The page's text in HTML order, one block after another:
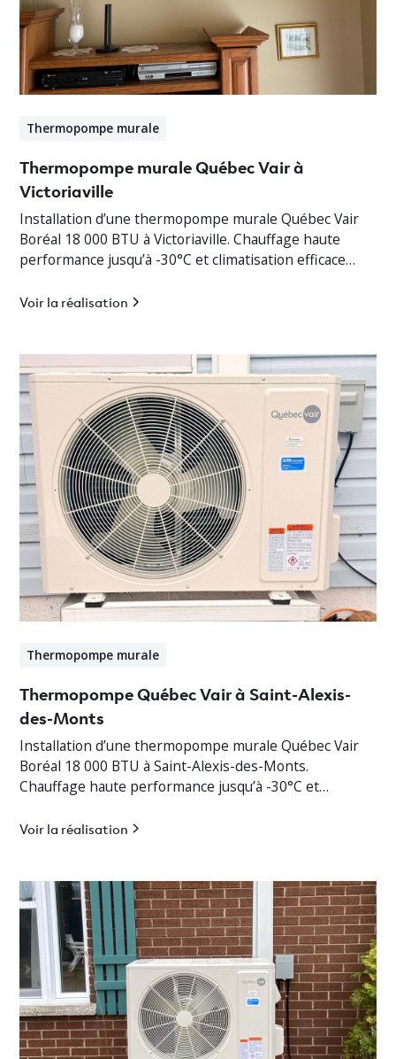
Thermopompe murale
Thermopompe murale Québec Vair à
Victoriaville
Installation d’une thermopompe murale Québec Vair
Boréal 18 000 BTU à Victoriaville. Chauffage haute
performance jusqu’à -30°C et climatisation efficace
Voir la réalisation
Thermopompe murale
Thermopompe Québec Vair à Saint-Alexis-
des-Monts
Installation d’une thermopompe murale Québec Vair
Boréal 18 000 BTU à Saint-Alexis-des-Monts.
Chauffage haute performance jusqu’à -30°C et
Voir la réalisation